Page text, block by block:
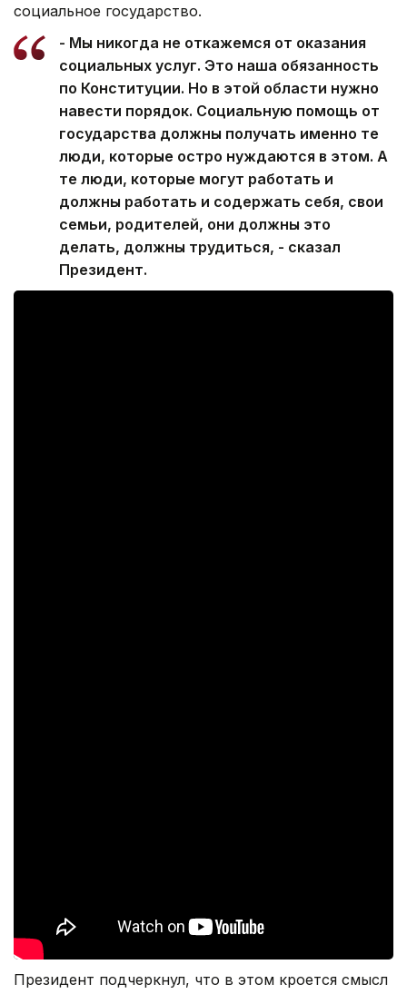
социальное государство.
- Мы никогда не откажемся от оказания
социальных услуг. Это наша обязанность
по Конституции. Но в этой области нужно
навести порядок. Социальную помощь от
государства должны получать именно те
люди, которые остро нуждаются в этом. А
те люди, которые могут работать и
должны работать и содержать себя, свои
семьи, родителей, они должны это
делать, должны трудиться, - сказал
Президент.
Президент подчеркнул, что в этом кроется смысл